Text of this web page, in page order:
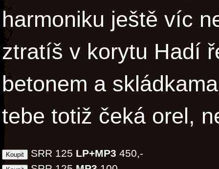
harmoniku ještě víc
ztratíš v korytu Hadí
betonem a
tebe totiž čeká orel,
SRR 125 LP+MP3 450,-